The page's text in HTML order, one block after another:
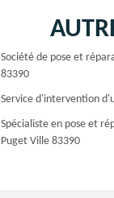
Société de pose et
83390
Service d'intervention
Spécialiste en pose et
Puget Ville 83390